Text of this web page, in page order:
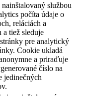
službou
počíta údaje o
reláciách a
a tiež sleduje
pre analytický
Cookie ukladá
a priraďuje
číslo na
jedinečných